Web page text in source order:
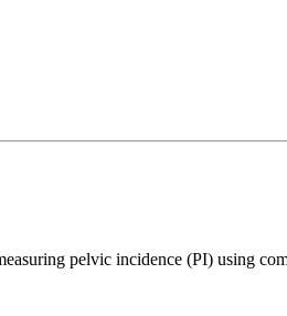
pelvic incidence (PI) using